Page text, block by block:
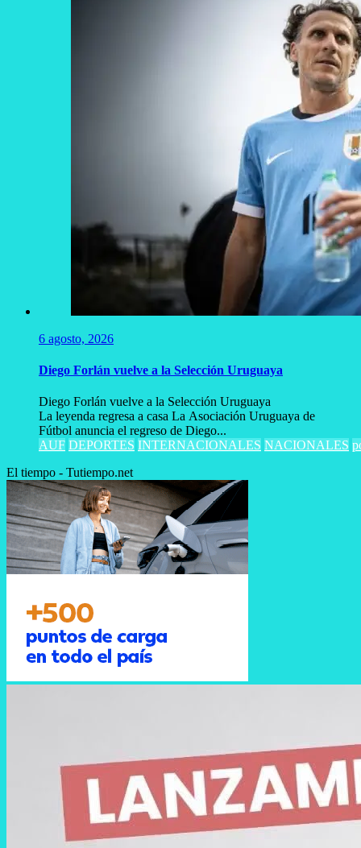
6 agosto, 2026
Diego Forlán vuelve a la Selección Uruguaya
Diego Forlán vuelve a la Selección Uruguaya
La leyenda regresa a casa La Asociación Uruguaya de
Fútbol anuncia el regreso de Diego...
AUF DEPORTES INTERNACIONALES NACIONALES
El tiempo - Tutiempo.net